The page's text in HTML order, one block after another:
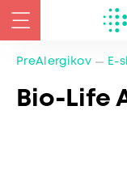
PreAlergikov E-
Bio-Life